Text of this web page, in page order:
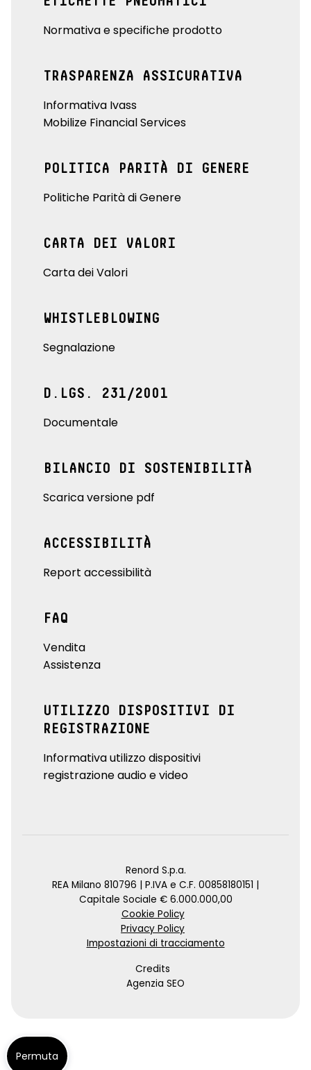
Normativa e specifiche prodotto
TRASPARENZA ASSICURATIVA
Informativa Ivass
Mobilize Financial Services
POLITICA PARITÀ DI GENERE
Politiche Parità di Genere
CARTA DEI VALORI
Carta dei Valori
WHISTLEBLOWING
Segnalazione
D.LGS. 231/2001
Documentale
BILANCIO DI SOSTENIBILITÀ
Scarica versione pdf
ACCESSIBILITÀ
Report accessibilità
FAQ
Vendita
Assistenza
UTILIZZO DISPOSITIVI DI
REGISTRAZIONE
Informativa utilizzo dispositivi
registrazione audio e video
Renord S.p.a.
REA Milano 810796 | P.IVA e C.F. 00858180151 |
Capitale Sociale € 6.000.000,00
Cookie Policy
Privacy Policy
Impostazioni di tracciamento
Credits
Agenzia SEO
Permuta